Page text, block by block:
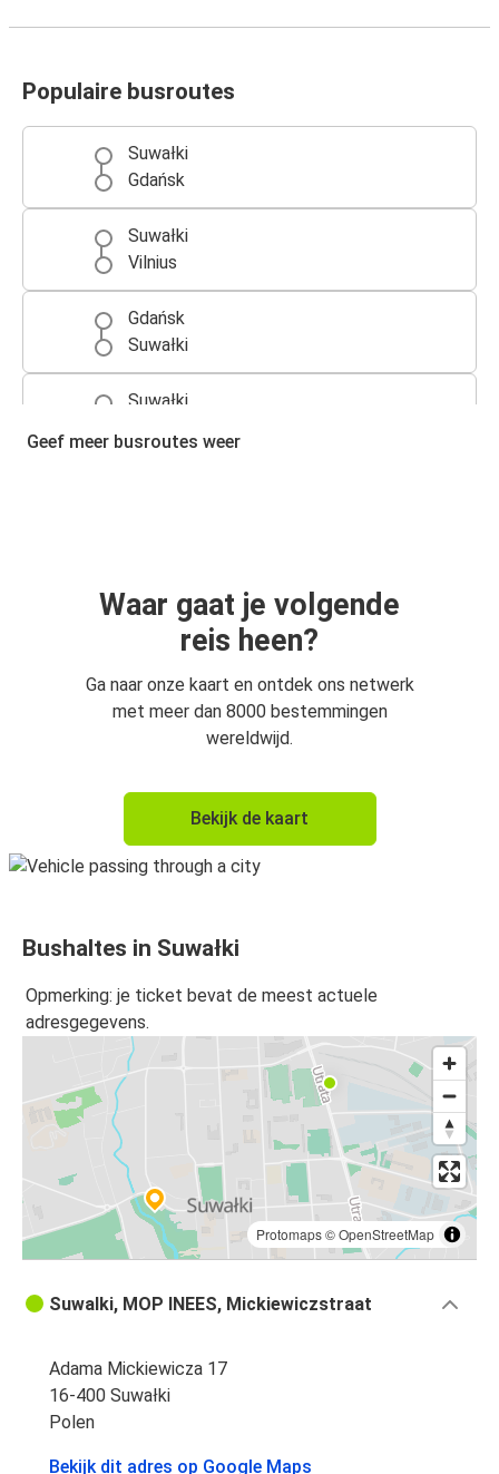
Populaire busroutes
Suwałki
Gdańsk
Suwałki
Vilnius
Gdańsk
Suwałki
Suwałki
Geef meer busroutes weer
Waar gaat je volgende
reis heen?
Ga naar onze kaart en ontdek ons netwerk
met meer dan 8000 bestemmingen
wereldwijd.
Bekijk de kaart
Bushaltes in Suwałki
Opmerking: je ticket bevat de meest actuele
adresgegevens.
Protomaps©OpenStreetMap
Suwalki, MOP INEES, Mickiewiczstraat
Adama Mickiewicza 17
16-400 Suwałki
Polen
Bekijk dit adres op Google Maps